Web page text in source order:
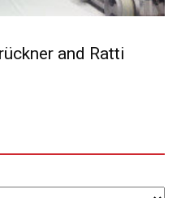
and Ratti